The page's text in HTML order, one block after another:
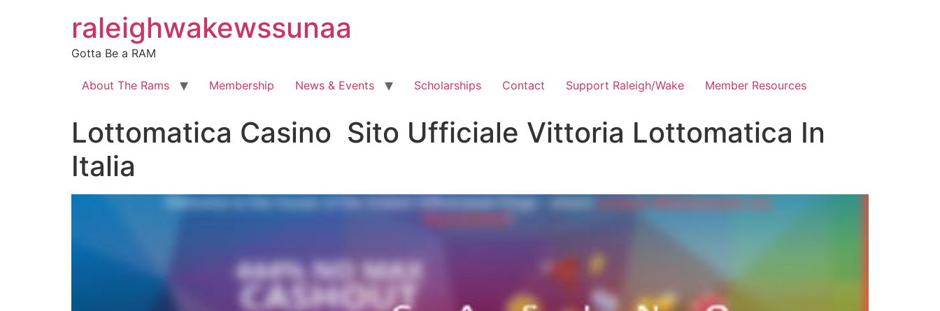
raleighwakewssunaa
Gotta Be a RAM
About The Rams Membership News & Events Scholarships Contact Support Raleigh/Wake Member Resources
Lottomatica Casino ️ Sito Ufficiale Vittoria Lottomatica In
Italia